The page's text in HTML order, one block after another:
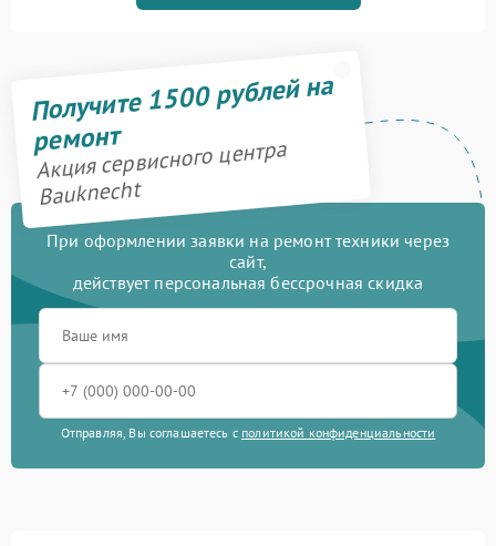
Получите 1500 рублей на
ремонт
Акция сервисного центра
Bauknecht
При оформлении заявки на ремонт техники через
сайт,
действует персональная бессрочная скидка
Отправляя, Вы соглашаетесь с политикой конфиденциальности